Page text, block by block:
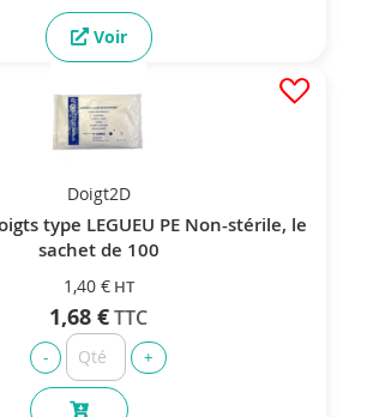
Voir
Doigt2D
type LEGUEU PE Non-stérile, le
sachet de 100
1,40 €
1,68 €